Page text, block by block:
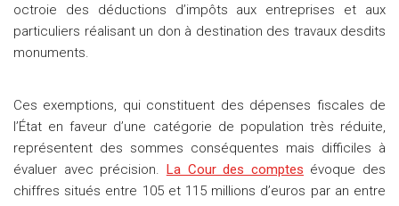
octroie des déductions d’impôts aux entreprises et aux
particuliers réalisant un don à destination des travaux desdits
monuments.
Ces exemptions, qui constituent des dépenses fiscales de
l’État en faveur d’une catégorie de population très réduite,
représentent des sommes conséquentes mais difficiles à
évaluer avec précision. La Cour des comptes évoque des
chiffres situés entre 105 et 115 millions d’euros par an entre